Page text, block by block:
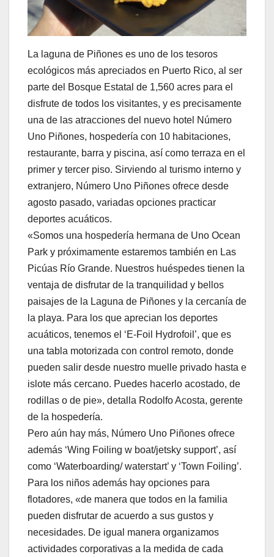
La laguna de Piñones es uno de los tesoros
ecológicos más apreciados en Puerto Rico, al ser
parte del Bosque Estatal de 1,560 acres para el
disfrute de todos los visitantes, y es precisamente
una de las atracciones del nuevo hotel Número
Uno Piñones, hospedería con 10 habitaciones,
restaurante, barra y piscina, así como terraza en el
primer y tercer piso. Sirviendo al turismo interno y
extranjero, Número Uno Piñones ofrece desde
agosto pasado, variadas opciones practicar
deportes acuáticos.
«Somos una hospedería hermana de Uno Ocean
Park y próximamente estaremos también en Las
Picúas Río Grande. Nuestros huéspedes tienen la
ventaja de disfrutar de la tranquilidad y bellos
paisajes de la Laguna de Piñones y la cercanía de
la playa. Para los que aprecian los deportes
acuáticos, tenemos el ‘E-Foil Hydrofoil’, que es
una tabla motorizada con control remoto, donde
pueden salir desde nuestro muelle privado hasta e
islote más cercano. Puedes hacerlo acostado, de
rodillas o de pie», detalla Rodolfo Acosta, gerente
de la hospedería.
Pero aún hay más, Número Uno Piñones ofrece
además ‘Wing Foiling w boat/jetsky support’, así
como ‘Waterboarding/ waterstart’ y ‘Town Foiling’.
Para los niños además hay opciones para
flotadores, «de manera que todos en la familia
pueden disfrutar de acuerdo a sus gustos y
necesidades. De igual manera organizamos
actividades corporativas a la medida de cada